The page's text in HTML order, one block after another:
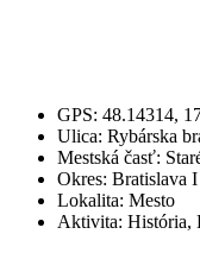
GPS: 48.14314,
Ulica: Rybárska
Mestská časť:
Okres: Bratislava I
Lokalita: Mesto
Aktivita: História,